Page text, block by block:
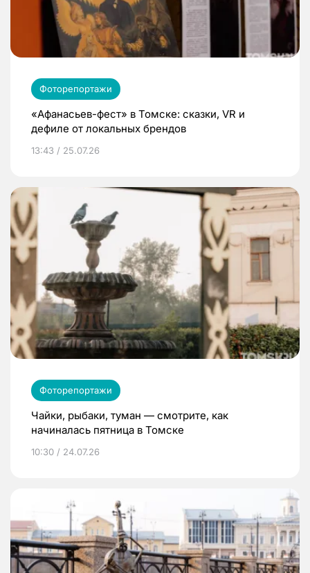
Фоторепортажи
«Афанасьев-фест» в Томске: сказки, VR и
дефиле от локальных брендов
13:43 / 25.07.26
Фоторепортажи
Чайки, рыбаки, туман — смотрите, как
начиналась пятница в Томске
10:30 / 24.07.26